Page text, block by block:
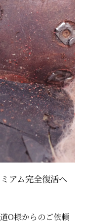
アム完全復活へ
O様からのご依頼